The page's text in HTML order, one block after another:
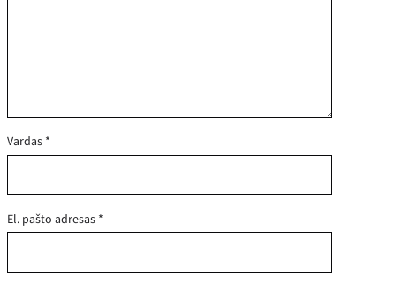
Vardas *
El. pašto adresas *